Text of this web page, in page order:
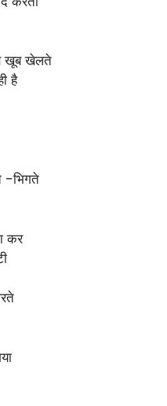
खूब खेलते
है
-भिगते
कर